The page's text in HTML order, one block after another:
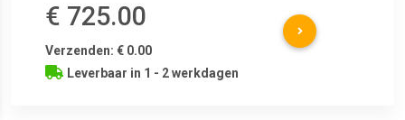
€ 725.00
Verzenden: € 0.00
Leverbaar in 1 - 2 werkdagen